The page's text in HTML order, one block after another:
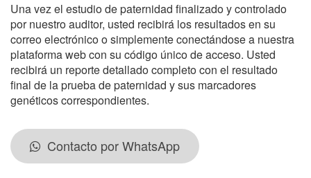
Una vez el estudio de paternidad finalizado y controlado
por nuestro auditor, usted recibirá los resultados en su
correo electrónico o simplemente conectándose a nuestra
plataforma web con su código único de acceso. Usted
recibirá un reporte detallado completo con el resultado
final de la prueba de paternidad y sus marcadores
genéticos correspondientes.
Contacto por WhatsApp